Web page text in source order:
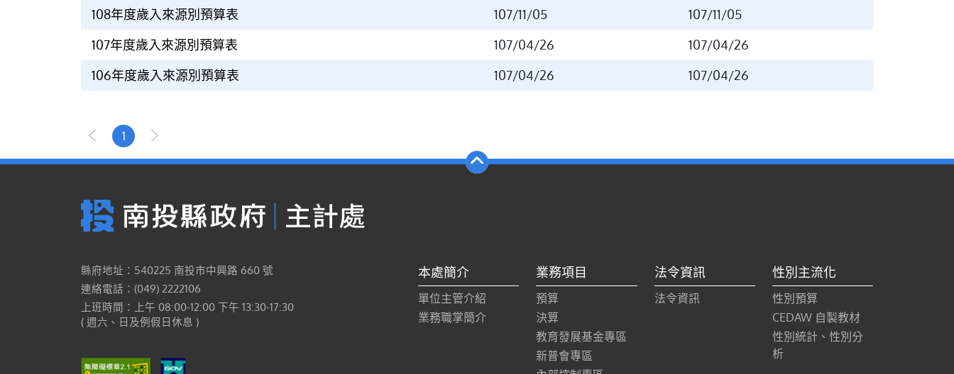
108年度歲入來源別預算表
107/11/05
107/11/05
107年度歲入來源別預算表
107/04/26
107/04/26
106年度歲入來源別預算表
107/04/26 107/04/26
1
縣府地址：540225 南投市中興路 660 號
連絡電話：(049) 2222106
上班時間：上午 08:00-12:00 下午 13:30-17:30
( 週六、日及例假日休息 )
本處簡介
單位主管介紹
業務職掌簡介
業務項目
預算
決算
教育發展基金專區
新普會專區
法令資訊
法令資訊
性別主流化
性別預算
CEDAW 自製教材
性別統計、性別分
析